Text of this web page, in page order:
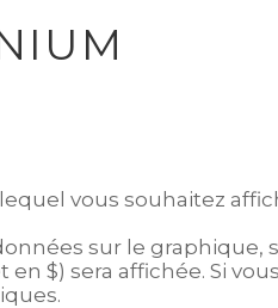
vous souhaitez
sur le graphique,
$) sera affichée. Si